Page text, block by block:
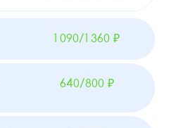
1 090/1 360 ₽
640/800 ₽